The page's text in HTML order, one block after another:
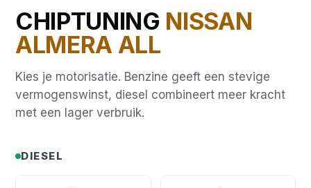
CHIPTUNING NISSAN
ALMERA ALL
Kies je motorisatie. Benzine geeft een stevige
vermogenswinst, diesel combineert meer kracht
met een lager verbruik.
DIESEL